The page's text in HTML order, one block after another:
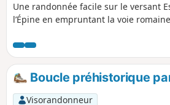
Une randonnée facile sur le versant
l’Épine en empruntant la voie
Boucle préhistorique
Visorandonneur